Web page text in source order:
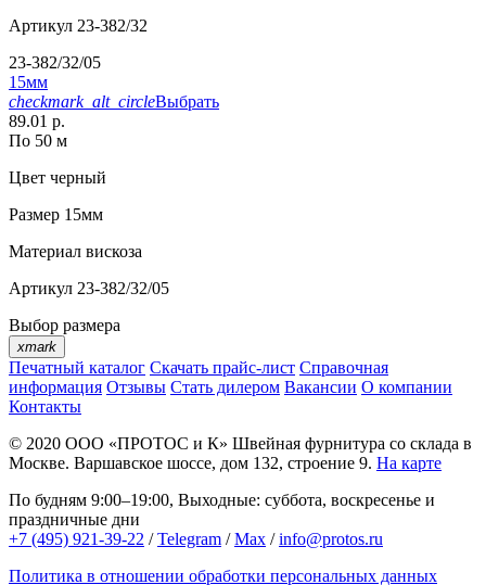
Артикул 23-382/32
23-382/32/05
15мм
checkmark_alt_circleВыбрать
89.01 р.
По 50 м
Цвет черный
Размер 15мм
Материал вискоза
Артикул 23-382/32/05
Выбор размера
xmark
Печатный каталог Скачать прайс-лист Справочная
информация Отзывы Стать дилером Вакансии О компании
Контакты
© 2020 ООО «ПРОТОС и К» Швейная фурнитура со склада в
Москве. Варшавское шоссе, дом 132, строение 9. На карте
По будням 9:00–19:00, Выходные: суббота, воскресенье и
праздничные дни
+7 (495) 921-39-22 /Telegram /Max /info@protos.ru
Политика в отношении обработки персональных данных